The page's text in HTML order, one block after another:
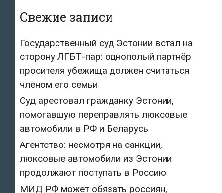
Свежие записи
Государственный суд Эстонии встал на
сторону ЛГБТ-пар: однополый партнёр
просителя убежища должен считаться
членом его семьи
Суд арестовал гражданку Эстонии,
помогавшую переправлять люксовые
автомобили в РФ и Беларусь
Агентство: несмотря на санкции,
люксовые автомобили из Эстонии
продолжают поступать в Россию
МИД РФ может обязать россиян,